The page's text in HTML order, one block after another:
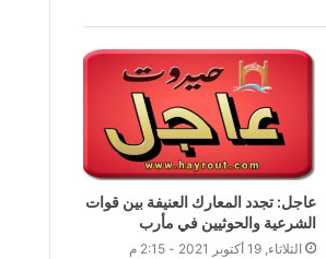
عاجل: تجدد المعارك العنيفة بين قوات
الشرعية والحوثيين في مأرب
الثلاثاء, 19 أكتوبر 2021 - 2:15 م